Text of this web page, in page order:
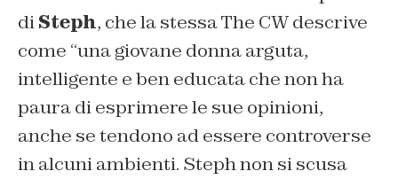
diSteph, che la stessa The CW descrive
come “una giovane donna arguta,
intelligente e ben educata che non ha
paura di esprimere le sue opinioni,
anche se tendono ad essere controverse
in alcuni ambienti. Steph non si scusa